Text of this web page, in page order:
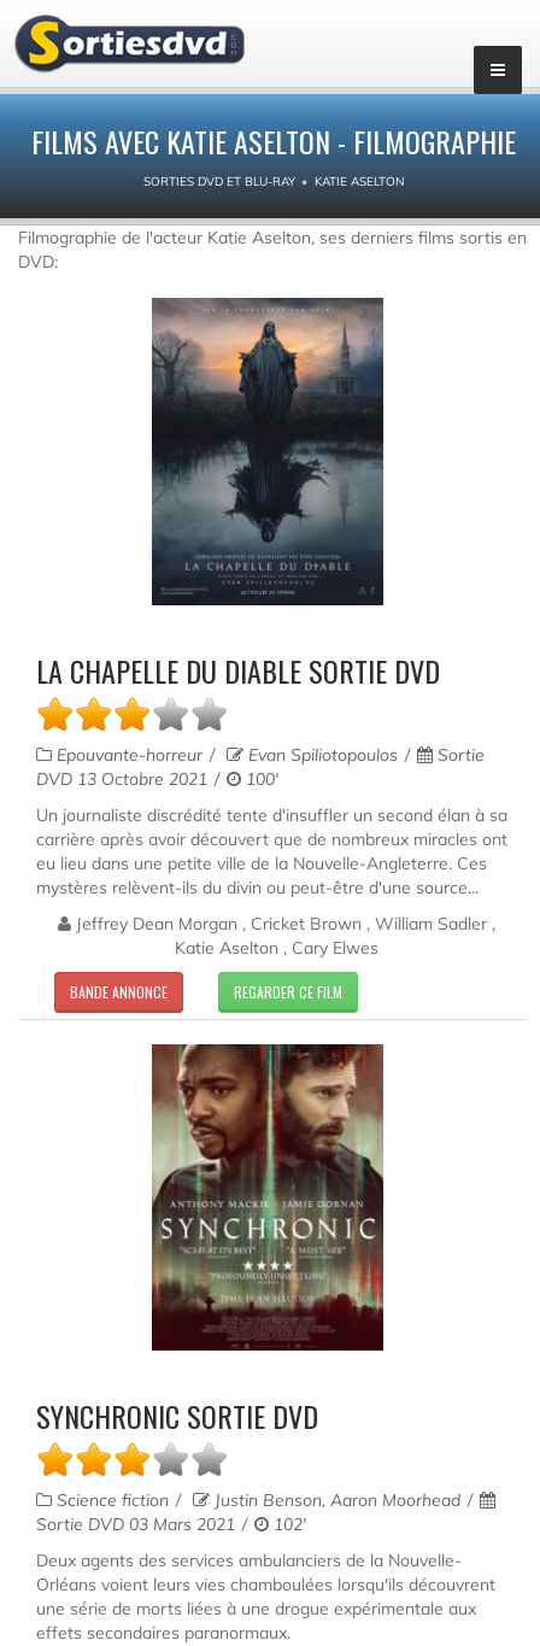
FILMS AVEC KATIE ASELTON - FILMOGRAPHIE
SORTIES DVD ET BLU-RAY KATIE ASELTON
Filmographie de l'acteur Katie Aselton, ses derniers films sortis en
DVD:
LA CHAPELLE DU DIABLE SORTIE DVD
Epouvante-horreur Evan Spiliotopoulos
Sortie
DVD 13 Octobre 2021
100'
Un journaliste discrédité tente d'insuffler un second élan à sa
carrière après avoir découvert que de nombreux miracles ont
eu lieu dans une petite ville de la Nouvelle-Angleterre. Ces
mystères relèvent-ils du divin ou peut-être d'une source...
Jeffrey Dean Morgan , Cricket Brown , William Sadler ,
Katie Aselton , Cary Elwes
BANDE ANNONCE REGARDER CE FILM
SYNCHRONIC SORTIE DVD
Science fiction
Justin Benson, Aaron Moorhead
Sortie DVD 03 Mars 2021
102'
Deux agents des services ambulanciers de la Nouvelle-
Orléans voient leurs vies chamboulées lorsqu'ils découvrent
une série de morts liées à une drogue expérimentale aux
effets secondaires paranormaux.